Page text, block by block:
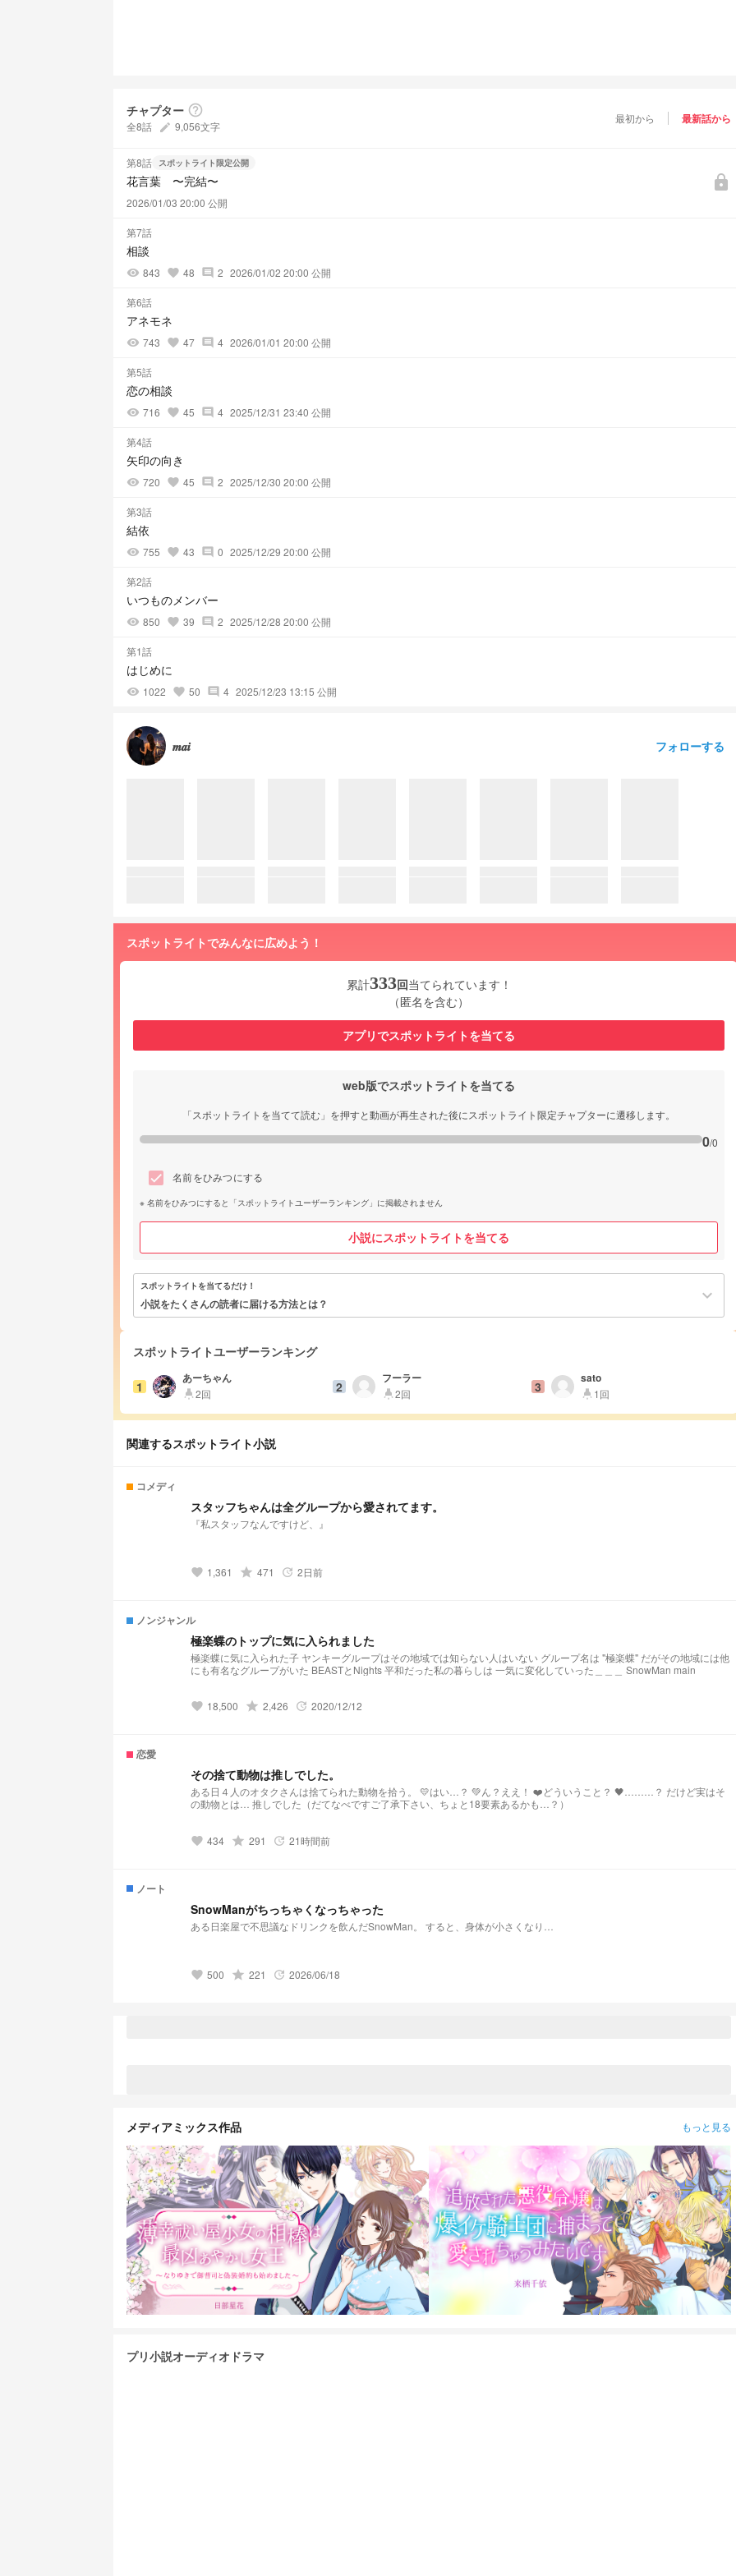
チャプター help_outline
全8話 create 9,056文字
最初から 最新話から
第8話 スポットライト限定公開
花言葉 〜完結〜
2026/01/03 20:00 公開
lock
第7話
相談
visibility 843 favorite 48 comment 2 2026/01/02 20:00 公開
第6話
アネモネ
visibility 743 favorite 47 comment 4 2026/01/01 20:00 公開
第5話
恋の相談
visibility 716 favorite 45 comment 4 2025/12/31 23:40 公開
第4話
矢印の向き
visibility 720 favorite 45 comment 2 2025/12/30 20:00 公開
第3話
結依
visibility 755 favorite 43 comment 0 2025/12/29 20:00 公開
第2話
いつものメンバー
visibility 850 favorite 39 comment 2 2025/12/28 20:00 公開
第1話
はじめに
visibility 1022 favorite 50 comment 4 2025/12/23 13:15 公開
𝒎𝒂𝒊 フォローする
スポットライトでみんなに広めよう！
累計333回当てられています！
（匿名を含む）
アプリでスポットライトを当てる
web版でスポットライトを当てる
「スポットライトを当てて読む」を押すと動画が再生された後にスポットライト限定チャプターに遷移します。
0/0
名前をひみつにする
名前をひみつにすると「スポットライトユーザーランキング」に掲載されません
小説にスポットライトを当てる
スポットライトを当てるだけ！
小説をたくさんの読者に届ける方法とは？ keyboard_arrow_down
スポットライトユーザーランキング
1
あーちゃん
highlight2回 2
フーラー
highlight2回 3
sato
highlight 1回
関連するスポットライト小説
コメディ
スタッフちゃんは全グループから愛されてます。
『私スタッフなんですけど、』
favorite 1,361 grade 471 update 2日前
ノンジャンル
極楽蝶のトップに気に入られました
極楽蝶に気に入られた子 ヤンキーグループはその地域では知らない人はいない グループ名は "極楽蝶" だがその地域には他
にも有名なグループがいた BEASTとNights 平和だった私の暮らしは 一気に変化していった＿＿＿ SnowMan main
favorite 18,500 grade 2,426 update 2020/12/12
恋愛
その捨て動物は推しでした。
ある日４人のオタクさんは捨てられた動物を拾う。 💛はい…？ 💚ん？ええ！ ❤️どういうこと？ 🖤………？ だけど実はそ
の動物とは… 推しでした（だてなべですご了承下さい、ちょと18要素あるかも…？）
favorite 434 grade 291 update 21時間前
ノート
SnowManがちっちゃくなっちゃった
ある日楽屋で不思議なドリンクを飲んだSnowMan。 すると、身体が小さくなり…
favorite 500 grade 221 update 2026/06/18
メディアミックス作品 もっと見る
プリ小説オーディオドラマ